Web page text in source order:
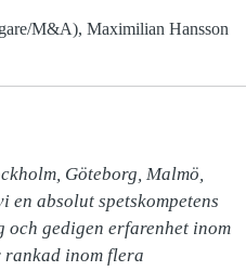
M&A), Maximilian Hansson
Göteborg, Malmö,
absolut spetskompetens
och gedigen erfarenhet inom
rankad inom flera